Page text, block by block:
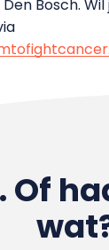
Bosch.
Of